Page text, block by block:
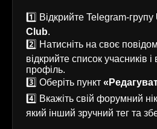
1️⃣ Відкрийте Telegram-групу
Club.
2️⃣ Натисніть на своє
відкрийте список учасників і
профіль.
3️⃣ Оберіть пункт
4️⃣ Вкажіть свій форумний
який інший зручний тег та